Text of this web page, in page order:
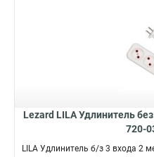
Lezard LILA Удлинитель
720-
LILA Удлинитель б/з 3 входа 2